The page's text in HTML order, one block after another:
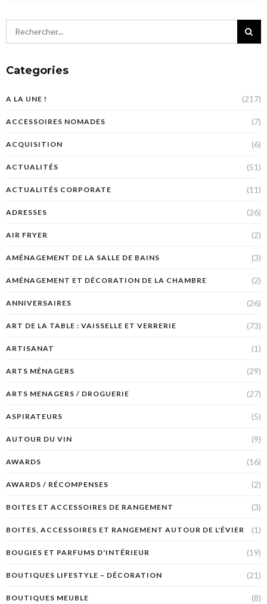
Categories
A LA UNE ! (217)
ACCESSOIRES NOMADES (7)
ACQUISITION (6)
ACTUALITÉS (51)
ACTUALITÉS CORPORATE (11)
ADRESSES (26)
AIR FRYER (2)
AMÉNAGEMENT DE LA SALLE DE BAINS (3)
AMÉNAGEMENT ET DÉCORATION DE LA CHAMBRE (2)
ANNIVERSAIRES (26)
ART DE LA TABLE : VAISSELLE ET VERRERIE (73)
ARTISANAT (1)
ARTS MÉNAGERS (29)
ARTS MENAGERS / DROGUERIE (27)
ASPIRATEURS (5)
AUTOUR DU VIN (9)
AWARDS (16)
AWARDS / RÉCOMPENSES (2)
BOITES ET ACCESSOIRES DE RANGEMENT (3)
BOITES, ACCESSOIRES ET RANGEMENT AUTOUR DE L'ÉVIER (1)
BOUGIES ET PARFUMS D'INTÉRIEUR (19)
BOUTIQUES LIFESTYLE – DÉCORATION (21)
BOUTIQUES MEUBLE (8)